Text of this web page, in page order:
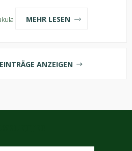
MEHR LESEN
ANZEIGEN